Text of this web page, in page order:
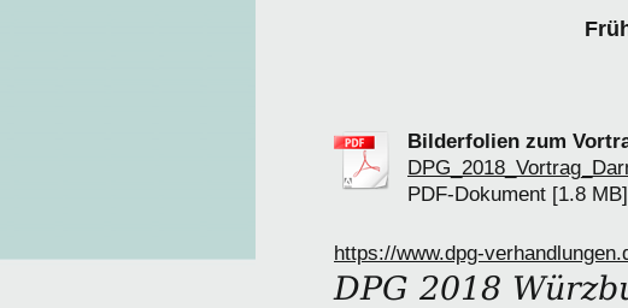
Bilderfolien zum
PDF-Dokument [1.8 MB]
https://www.dpg-
DPG 2018